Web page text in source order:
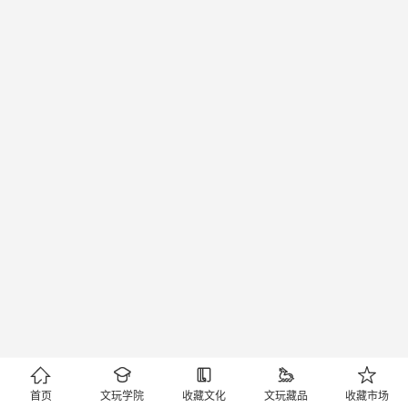

首页

文玩学院

收藏文化

文玩藏品

收藏市场